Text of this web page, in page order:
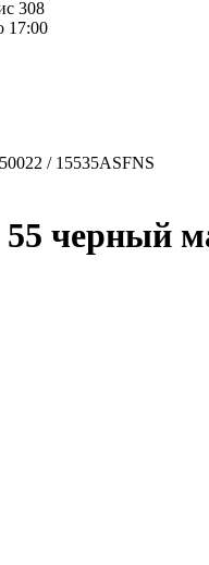
308
17:00
/ 15535ASFNS
черный